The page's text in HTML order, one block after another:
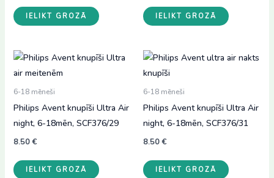
IELIKT GROZĀ IELIKT GROZĀ
6-18 mēneši
Philips Avent knupīši Ultra Air
night, 6-18mēn, SCF376/29
8.50€
IELIKT GROZĀ
6-18 mēneši
Philips Avent knupīši Ultra Air
night, 6-18mēn, SCF376/31
8.50€
IELIKT GROZĀ